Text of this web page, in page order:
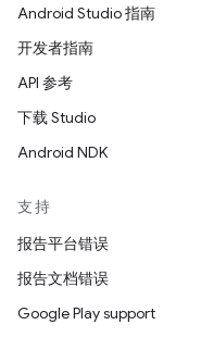
Android Studio 指南
开发者指南
API 参考
下载 Studio
Android NDK
支持
报告平台错误
报告文档错误
Google Play support